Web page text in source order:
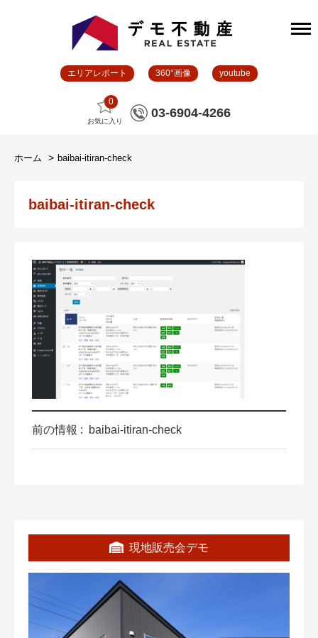
エリアレポート 360°画像 youtube
0
お気に入り
03-6904-4266
ホーム baibai-itiran-check
現地販売会デモ
baibai-itiran-check
前の情報 : baibai-itiran-check